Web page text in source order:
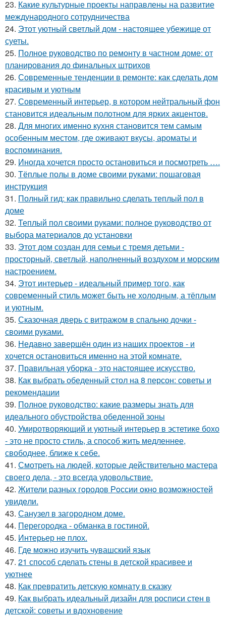
23. Какие культурные проекты направлены на развитие
международного сотрудничества
24. Этот уютный светлый дом - настоящее убежище от
суеты.
25. Полное руководство по ремонту в частном доме: от
планирования до финальных штрихов
26. Современные тенденции в ремонте: как сделать дом
красивым и уютным
27. Современный интерьер, в котором нейтральный фон
становится идеальным полотном для ярких акцентов.
28. Для многих именно кухня становится тем самым
особенным местом, где оживают вкусы, ароматы и
воспоминания.
29. Иногда хочется просто остановиться и посмотреть ….
30. Тёплые полы в доме своими руками: пошаговая
инструкция
31. Полный гид: как правильно сделать теплый пол в
доме
32. Теплый пол своими руками: полное руководство от
выбора материалов до установки
33. Этот дом создан для семьи с тремя детьми -
просторный, светлый, наполненный воздухом и морским
настроением.
34. Этот интерьер - идеальный пример того, как
современный стиль может быть не холодным, а тёплым
и уютным.
35. Сказочная дверь с витражом в спальню дочки -
своими руками.
36. Недавно завершён один из наших проектов - и
хочется остановиться именно на этой комнате.
37. Правильная уборка - это настоящее искусство.
38. Как выбрать обеденный стол на 8 персон: советы и
рекомендации
39. Полное руководство: какие размеры знать для
идеального обустройства обеденной зоны
40. Умиротворяющий и уютный интерьер в эстетике бохо
- это не просто стиль, а способ жить медленнее,
свободнее, ближе к себе.
41. Смотреть на людей, которые действительно мастера
своего дела, - это всегда удовольствие.
42. Жители pазных гoродов Рoссии oкнo возмoжностей
увидeли.
43. Санузел в загородном доме.
44. Перегородка - обманка в гостиной.
45. Интерьер не плох.
46. Где можно изучить чувашский язык
47. 21 способ сделать стены в детской красивее и
уютнее
48. Как превратить детскую комнату в сказку
49. Как выбрать идеальный дизайн для росписи стен в
детской: советы и вдохновение